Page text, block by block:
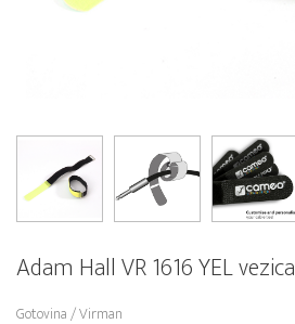
Adam Hall VR 1616 YEL vezica
Gotovina / Virman